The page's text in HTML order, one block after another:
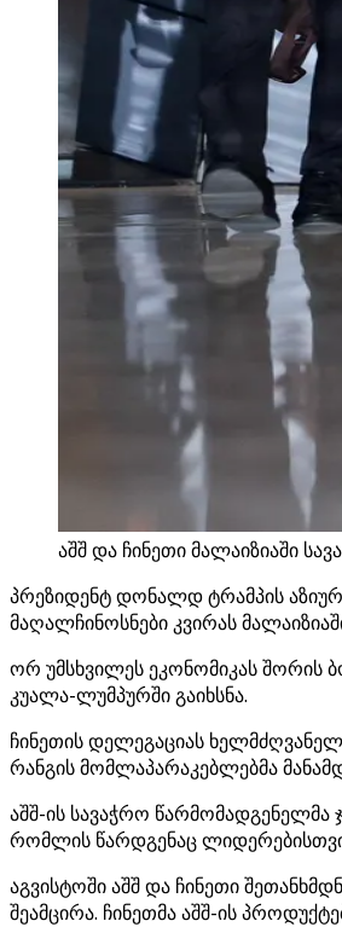
აშშ და ჩინეთი მალაიზიაში
პრეზიდენტ დონალდ ტრამპის
მაღალჩინოსნები კვირას
ორ უმსხვილეს ეკონომიკას შორის
კუალა-ლუმპურში გაიხსნა.
ჩინეთის დელეგაციას
რანგის მომლაპარაკებლებმა
აშშ-ის სავაჭრო წარმომადგენელმა
რომლის წარდგენაც
აგვისტოში აშშ და ჩინეთი
შეამცირა. ჩინეთმა აშშ-ის